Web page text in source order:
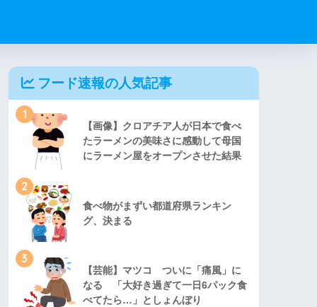
フード速報の人気記事
1
【画像】クロアチア人が日本で食べ
たラーメンの美味さに感動して母国
にラーメン屋をオープンさせた結果
2
食べ物がまずい都道府県ランキン
グ、決まる
3
【芸能】マツコ ついに「痛風」に
なる 「大好き過ぎて一日6パック食
べてたら…」としょんぼり